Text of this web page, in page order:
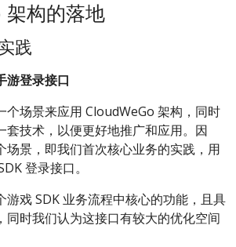
架构的落地
践
游登录接口
个场景来应用 CloudWeGo 架构，同时
套技术，以便更好地推广和应用。因
场景，即我们首次核心业务的实践，用
登录接口。
游戏 SDK 业务流程中核心的功能，且具
同时我们认为这接口有较大的优化空间